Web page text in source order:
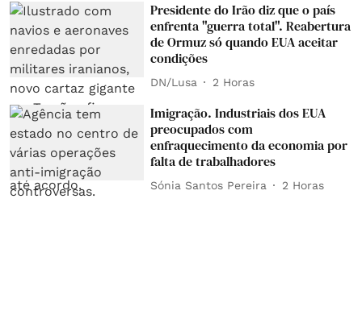
Presidente do Irão diz que o país
enfrenta "guerra total". Reabertura
de Ormuz só quando EUA aceitar
condições
DN/Lusa 2 Horas
Imigração. Industriais dos EUA
preocupados com
enfraquecimento da economia por
falta de trabalhadores
Sónia Santos Pereira 2 Horas